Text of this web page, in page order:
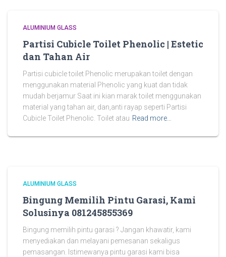
ALUMINIUM GLASS
Partisi Cubicle Toilet Phenolic | Estetic
dan Tahan Air
Partisi cubicle toilet Phenolic merupakan toilet dengan
menggunakan material Phenolic yang kuat dan tidak
mudah berjamur Saat ini kian marak toilet menggunakan
material yang tahan air, dan,anti rayap seperti Partisi
Cubicle Toilet Phenolic. Toilet atau Read more…
ALUMINIUM GLASS
Bingung Memilih Pintu Garasi, Kami
Solusinya 081245855369
Bingung memilih pintu garasi ? Jangan khawatir, kami
menyediakan dan melayani pemesanan sekaligus
pemasangan. Istimewanya pintu garasi kami bisa